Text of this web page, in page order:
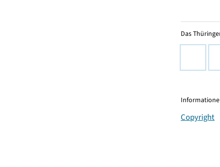
Das
Copyright